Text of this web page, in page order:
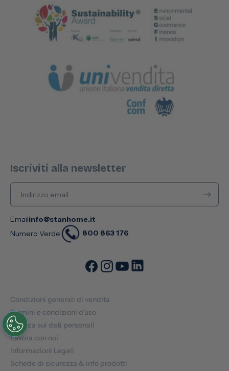
Iscriviti alla newsletter
Emailinfo@stanhome.it
Numero Verde
800 863 176
Termini e condizioni d'uso
Politica sui dati personali
Lavora con noi
Schede di sicurezza & info prodotti